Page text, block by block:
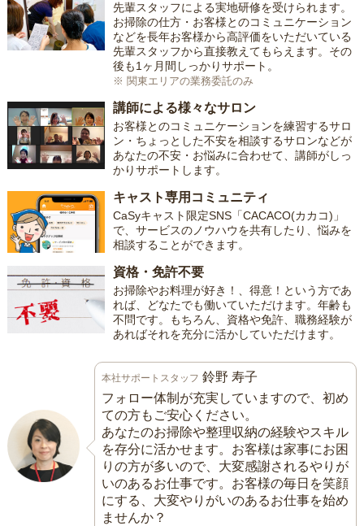
先輩スタッフによる実地研修を受けられます。
お掃除の仕方・お客様とのコミュニケーション
などを長年お客様から高評価をいただいている
先輩スタッフから直接教えてもらえます。その
後も1ヶ月間しっかりサポート。
※ 関東エリアの業務委託のみ
講師による様々なサロン
お客様とのコミュニケーションを練習するサロ
ン・ちょっとした不安を相談するサロンなどが
あなたの不安・お悩みに合わせて、講師がしっ
かりサポートします。
キャスト専用コミュニティ
CaSyキャスト限定SNS「CACACO(カカコ)」
で、サービスのノウハウを共有したり、悩みを
相談することができます。
資格・免許不要
お掃除やお料理が好き！、得意！という方であ
れば、どなたでも働いていただけます。年齢も
不問です。もちろん、資格や免許、職務経験が
あればそれを充分に活かしていただけます。
本社サポートスタッフ 鈴野 寿子
フォロー体制が充実していますので、初め
ての方もご安心ください。
あなたのお掃除や整理収納の経験やスキル
を存分に活かせます。お客様は家事にお困
りの方が多いので、大変感謝されるやりが
いのあるお仕事です。お客様の毎日を笑顔
にする、大変やりがいのあるお仕事を始め
ませんか？